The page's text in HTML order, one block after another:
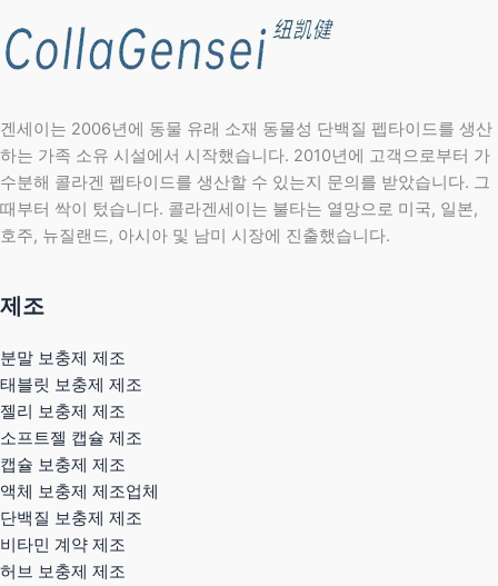
겐세이는 2006년에 동물 유래 소재 동물성 단백질 펩타이드를 생산
하는 가족 소유 시설에서 시작했습니다. 2010년에 고객으로부터 가
수분해 콜라겐 펩타이드를 생산할 수 있는지 문의를 받았습니다. 그
때부터 싹이 텄습니다. 콜라겐세이는 불타는 열망으로 미국, 일본,
호주, 뉴질랜드, 아시아 및 남미 시장에 진출했습니다.
제조
분말 보충제 제조
태블릿 보충제 제조
젤리 보충제 제조
소프트젤 캡슐 제조
캡슐 보충제 제조
액체 보충제 제조업체
단백질 보충제 제조
비타민 계약 제조
허브 보충제 제조